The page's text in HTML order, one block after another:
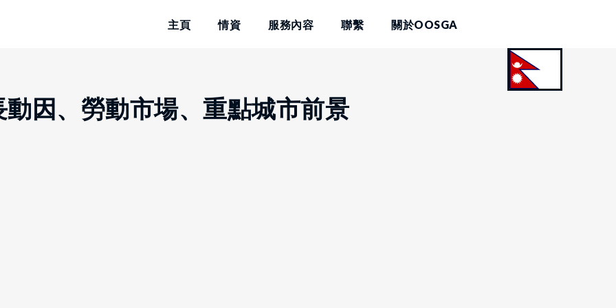
主頁 情資 服務內容 聯繫 關於OOSGA
因、勞動市場、重點城市前景